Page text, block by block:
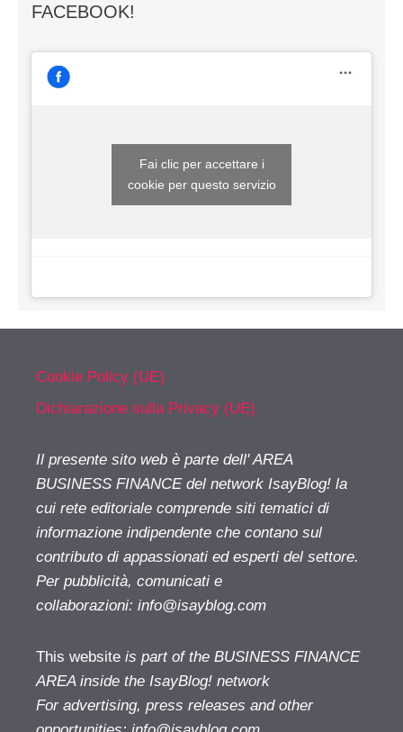
FACEBOOK!
Fai clic per accettare i
cookie per questo servizio
Cookie Policy (UE)
Dichiarazione sulla Privacy (UE)
Il presente sito web è parte dell' AREA
BUSINESS FINANCE del network IsayBlog! la
cui rete editoriale comprende siti tematici di
informazione indipendente che contano sul
contributo di appassionati ed esperti del settore.
Per pubblicità, comunicati e
collaborazioni: info@isayblog.com
This website is part of the BUSINESS FINANCE
AREA inside the IsayBlog! network
For advertising, press releases and other